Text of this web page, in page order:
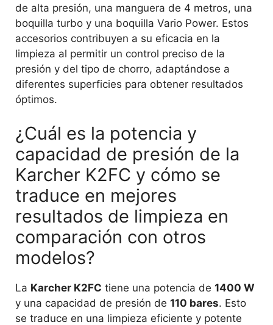
de alta presión, una manguera de 4 metros, una
boquilla turbo y una boquilla Vario Power. Estos
accesorios contribuyen a su eficacia en la
limpieza al permitir un control preciso de la
presión y del tipo de chorro, adaptándose a
diferentes superficies para obtener resultados
óptimos.
¿Cuál es la potencia y
capacidad de presión de la
Karcher K2FC y cómo se
traduce en mejores
resultados de limpieza en
comparación con otros
modelos?
La Karcher K2FC tiene una potencia de 1400 W
y una capacidad de presión de 110 bares. Esto
se traduce en una limpieza eficiente y potente